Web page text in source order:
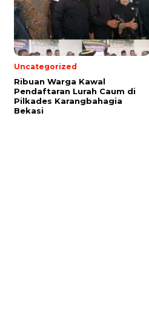
Uncategorized
Ribuan Warga Kawal
Pendaftaran Lurah Caum di
Pilkades Karangbahagia
Bekasi